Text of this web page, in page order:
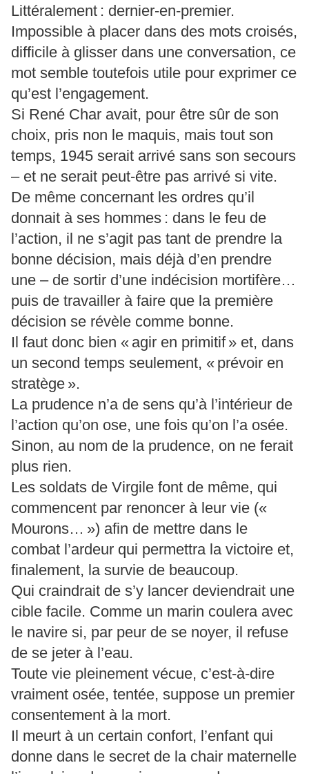
Littéralement : dernier-en-premier.
Impossible à placer dans des mots croisés,
difficile à glisser dans une conversation, ce
mot semble toutefois utile pour exprimer ce
qu’est l’engagement.
Si René Char avait, pour être sûr de son
choix, pris non le maquis, mais tout son
temps, 1945 serait arrivé sans son secours
– et ne serait peut-être pas arrivé si vite.
De même concernant les ordres qu’il
donnait à ses hommes : dans le feu de
l’action, il ne s’agit pas tant de prendre la
bonne décision, mais déjà d’en prendre
une – de sortir d’une indécision mortifère…
puis de travailler à faire que la première
décision se révèle comme bonne.
Il faut donc bien « agir en primitif » et, dans
un second temps seulement, « prévoir en
stratège ».
La prudence n’a de sens qu’à l’intérieur de
l’action qu’on ose, une fois qu’on l’a osée.
Sinon, au nom de la prudence, on ne ferait
plus rien.
Les soldats de Virgile font de même, qui
commencent par renoncer à leur vie («
Mourons… ») afin de mettre dans le
combat l’ardeur qui permettra la victoire et,
finalement, la survie de beaucoup.
Qui craindrait de s’y lancer deviendrait une
cible facile. Comme un marin coulera avec
le navire si, par peur de se noyer, il refuse
de se jeter à l’eau.
Toute vie pleinement vécue, c’est-à-dire
vraiment osée, tentée, suppose un premier
consentement à la mort.
Il meurt à un certain confort, l’enfant qui
donne dans le secret de la chair maternelle